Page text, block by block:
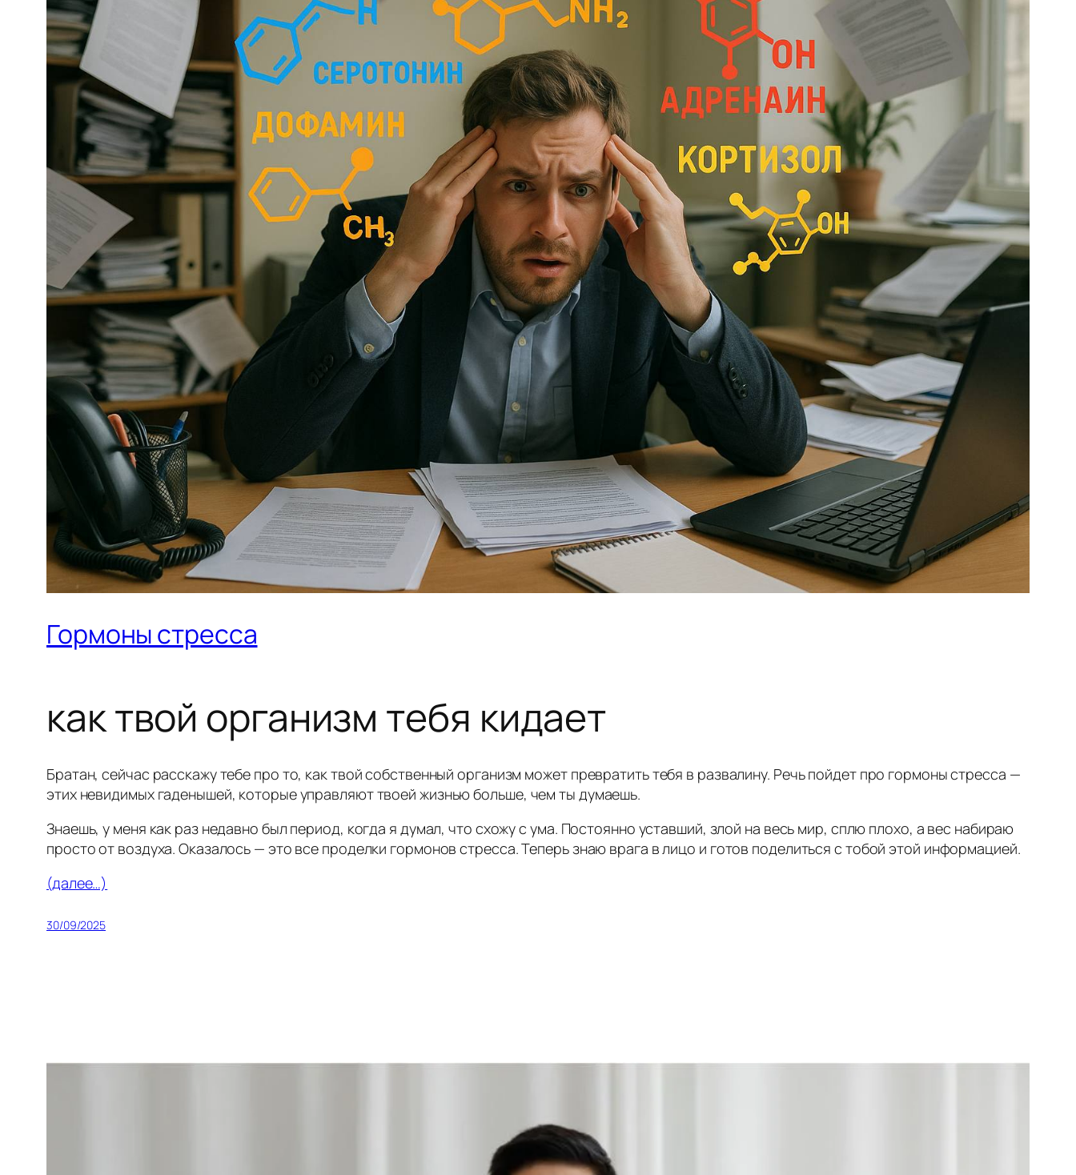
Гормоны стресса
как твой организм тебя кидает
Братан, сейчас расскажу тебе про то, как твой собственный организм может превратить тебя в развалину. Речь пойдет про гормоны стресса —
этих невидимых гаденышей, которые управляют твоей жизнью больше, чем ты думаешь.
Знаешь, у меня как раз недавно был период, когда я думал, что схожу с ума. Постоянно уставший, злой на весь мир, сплю плохо, а вес набираю
просто от воздуха. Оказалось — это все проделки гормонов стресса. Теперь знаю врага в лицо и готов поделиться с тобой этой информацией.
(далее…)
30/09/2025